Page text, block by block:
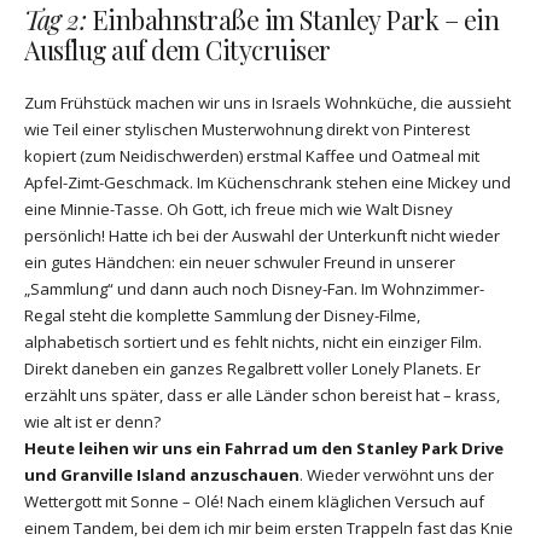
Tag 2: Einbahnstraße im Stanley Park – ein
Ausflug auf dem Citycruiser
Zum Frühstück machen wir uns in Israels Wohnküche, die aussieht
wie Teil einer stylischen Musterwohnung direkt von Pinterest
kopiert (zum Neidischwerden) erstmal Kaffee und Oatmeal mit
Apfel-Zimt-Geschmack. Im Küchenschrank stehen eine Mickey und
eine Minnie-Tasse. Oh Gott, ich freue mich wie Walt Disney
persönlich! Hatte ich bei der Auswahl der Unterkunft nicht wieder
ein gutes Händchen: ein neuer schwuler Freund in unserer
„Sammlung“ und dann auch noch Disney-Fan. Im Wohnzimmer-
Regal steht die komplette Sammlung der Disney-Filme,
alphabetisch sortiert und es fehlt nichts, nicht ein einziger Film.
Direkt daneben ein ganzes Regalbrett voller Lonely Planets. Er
erzählt uns später, dass er alle Länder schon bereist hat – krass,
wie alt ist er denn?
Heute leihen wir uns ein Fahrrad um den Stanley Park Drive
und Granville Island anzuschauen. Wieder verwöhnt uns der
Wettergott mit Sonne – Olé! Nach einem kläglichen Versuch auf
einem Tandem, bei dem ich mir beim ersten Trappeln fast das Knie